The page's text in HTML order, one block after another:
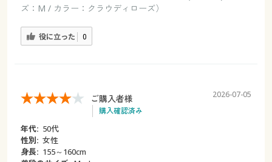
ズ：M / カラー：クラウディローズ）
役に立った 0
ご購入者様
購入確認済み
2026-07-05
年代: 50代
性別: 女性
身長: 155～160cm